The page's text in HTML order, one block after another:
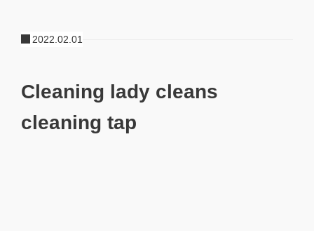
2022.02.01
Cleaning lady cleans
cleaning tap